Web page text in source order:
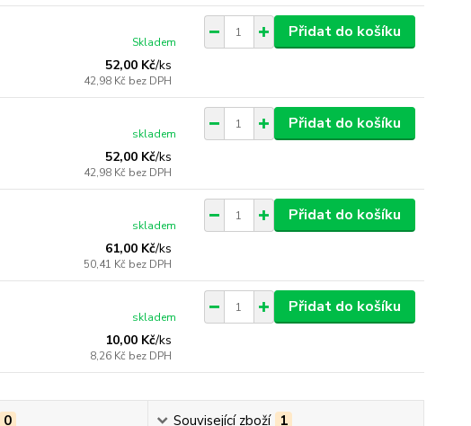
52,00 Kč/ks
42,98 Kč bez DPH
Skladem
Přidat do košíku
52,00 Kč/ks
42,98 Kč bez DPH
skladem
Přidat do košíku
61,00 Kč/ks
50,41 Kč bez DPH
skladem
Přidat do košíku
10,00 Kč/ks
8,26 Kč bez DPH
skladem
Přidat do košíku
0 Související zboží 1